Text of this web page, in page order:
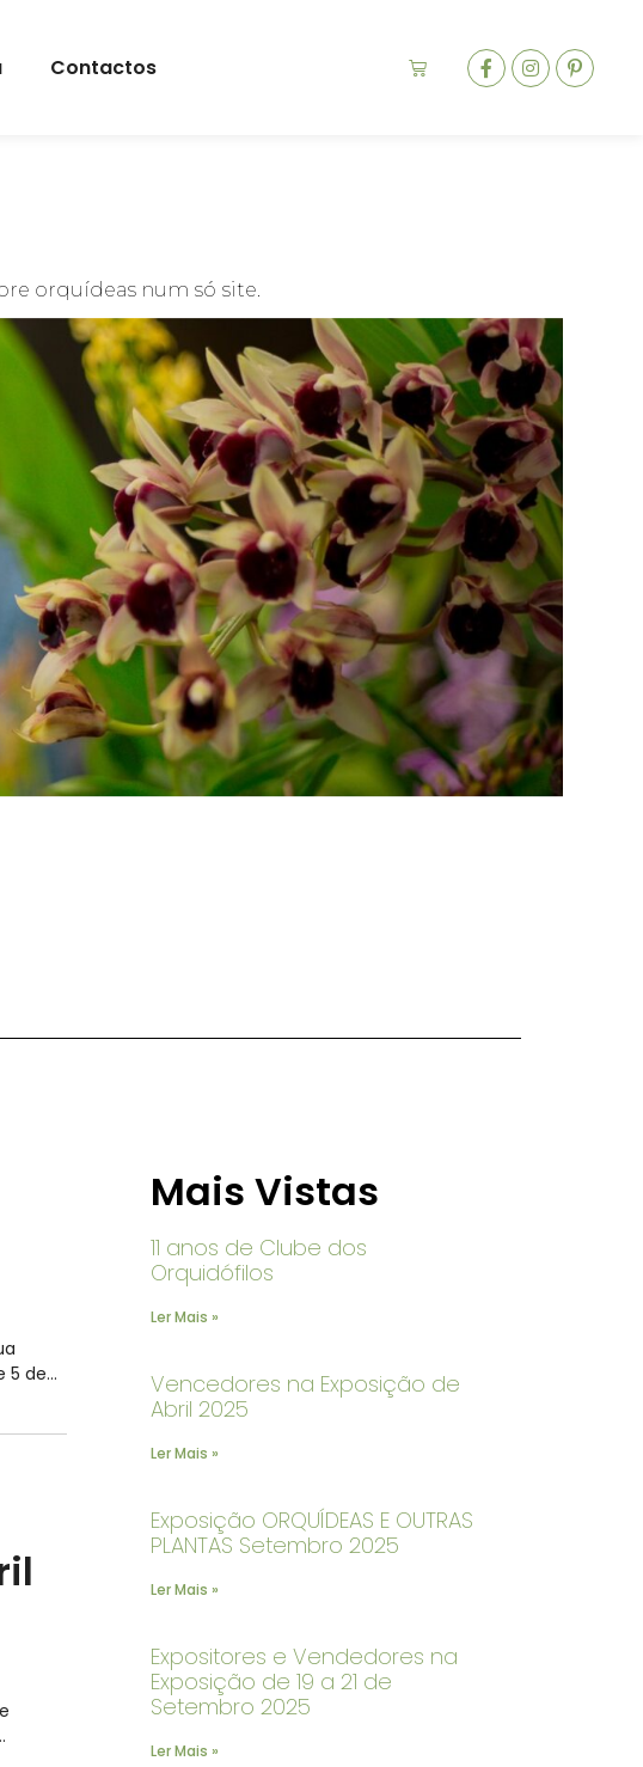
Contactos
orquídeas num só site.
5 de…
Mais Vistas
11 anos de Clube dos
Orquidófilos
Ler Mais »
Vencedores na Exposição de
Abril 2025
Ler Mais »
Exposição ORQUÍDEAS E OUTRAS
PLANTAS Setembro 2025
Ler Mais »
Expositores e Vendedores na
Exposição de 19 a 21 de
Setembro 2025
Ler Mais »